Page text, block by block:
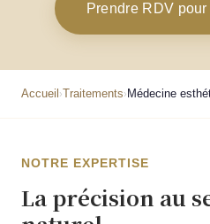
Prendre RDV
Accueil ›Traitements› Médecine
NOTRE EXPERTISE
La précision au